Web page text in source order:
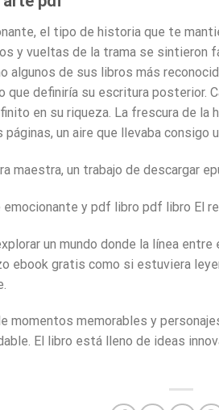
el tipo de historia que te
y vueltas de la trama se sintieron
algunos de sus libros más
definiría su escritura posterior.
en su riqueza. La frescura de la
un aire que llevaba consigo
maestra, un trabajo de descargar
emocionante y pdf libro pdf libro El
un mundo donde la línea
ebook gratis como si estuviera
momentos memorables y
El libro está lleno de ideas